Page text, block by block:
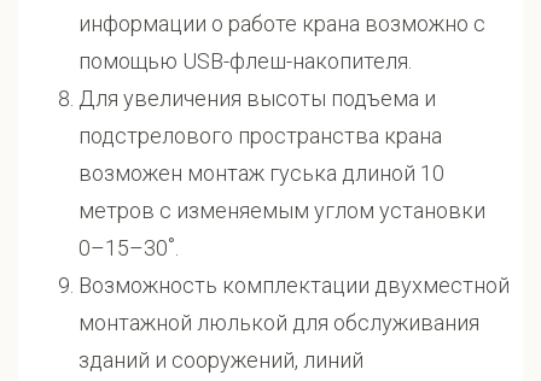
информации о работе крана возможно с
помощью USB-флеш-накопителя.
Для увеличения высоты подъема и
подстрелового пространства крана
возможен монтаж гуська длиной 10
метров с изменяемым углом установки
0–15–30˚.
Возможность комплектации двухместной
монтажной люлькой для обслуживания
зданий и сооружений, линий